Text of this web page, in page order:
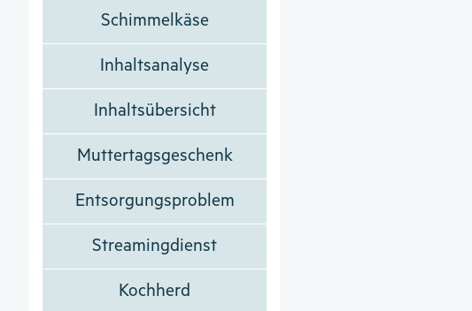
Schimmelkäse
Inhaltsanalyse
Inhaltsübersicht
Muttertagsgeschenk
Entsorgungsproblem
Streamingdienst
Kochherd